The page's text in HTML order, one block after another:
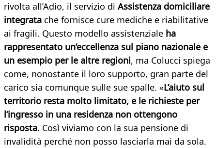
rivolta all’Adio, il servizio di Assistenza domiciliare
integrata che fornisce cure mediche e riabilitative
ai fragili. Questo modello assistenziale ha
rappresentato un’eccellenza sul piano nazionale e
un esempio per le altre regioni, ma Colucci spiega
come, nonostante il loro supporto, gran parte del
carico sia comunque sulle sue spalle. «L’aiuto sul
territorio resta molto limitato, e le richieste per
l’ingresso in una residenza non ottengono
risposta. Così viviamo con la sua pensione di
invalidità perché non posso lasciarla mai da sola.